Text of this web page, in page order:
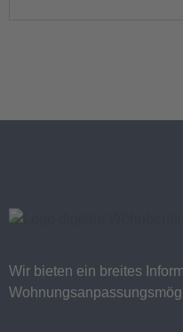
Wir bieten ein breites